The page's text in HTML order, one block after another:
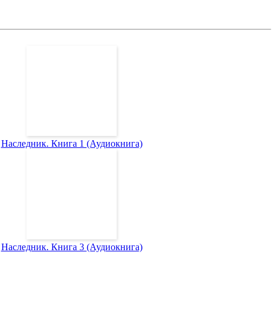
Наследник. Книга 1 (Аудиокнига)
Наследник. Книга 3 (Аудиокнига)